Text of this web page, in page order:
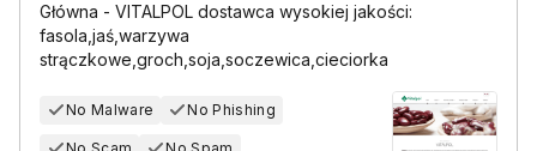
Główna - VITALPOL dostawca wysokiej jakości:
fasola,jaś,warzywa
strączkowe,groch,soja,soczewica,cieciorka
No Malware No Phishing